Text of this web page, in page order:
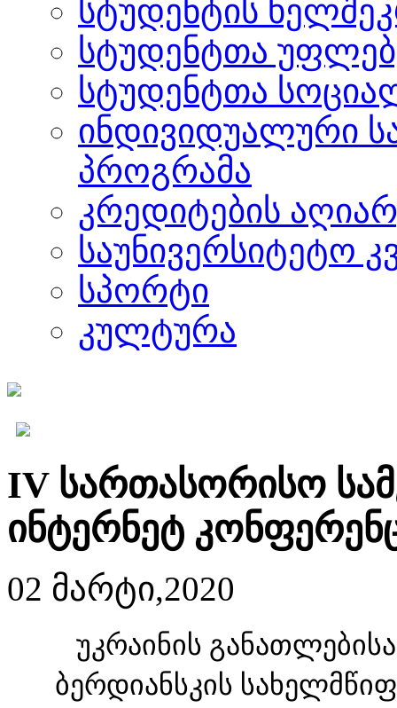
სტუდენტის
სტუდენტთა
სტუდენტთა
ინდივიდუალური
პროგრამა
კრედიტების
საუნივერსიტეტო
სპორტი
კულტურა
IV სართასორისო
ინტერნეტ
02 მარტი,2020
უკრაინის
ბერდიანსკის